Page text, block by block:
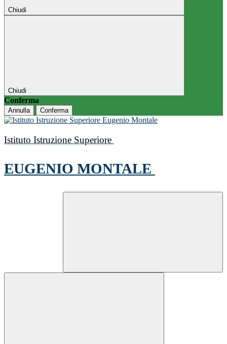
Chiudi
Chiudi
Conferma
Annulla Conferma
Istituto Istruzione Superiore
EUGENIO MONTALE